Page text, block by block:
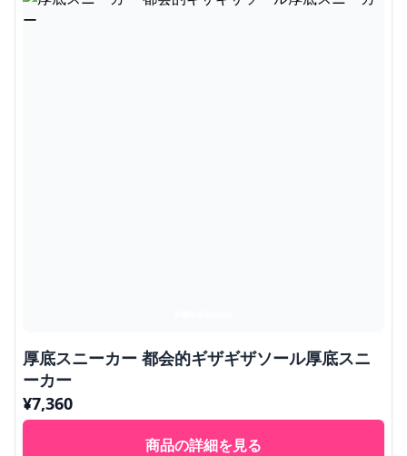
厚底スニーカー 都会的ギザギザソール厚底スニ
ーカー
¥7,360
商品の詳細を見る